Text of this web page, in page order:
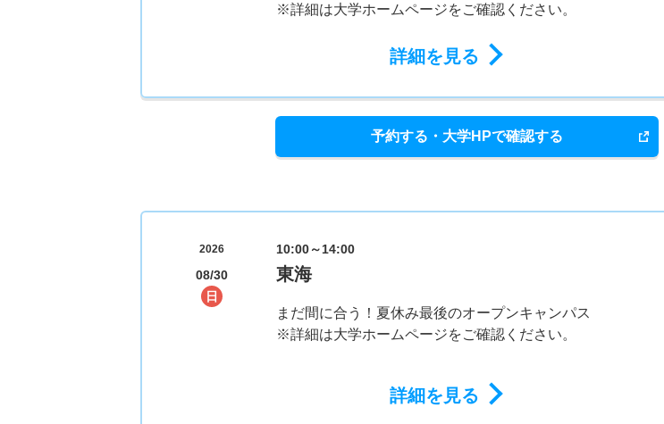
※詳細は大学ホームページをご確認ください。
詳細を見る
予約する・大学HPで確認する
2026
08/30
日
10:00～14:00
東海
まだ間に合う！夏休み最後のオープンキャンパス
※詳細は大学ホームページをご確認ください。
詳細を見る